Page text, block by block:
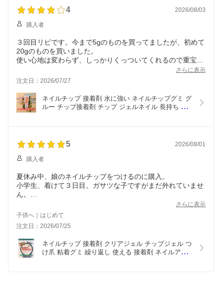
TikTokストアとかでも売られてるから、若いお客さんが多い
のかな？私は老眼入りかけなので説明書読めるのちょっと怪
しかったです。
年上のお姉様にも薦めたいので、説明書新しく印刷すること
があれば字を大きくしてくれるとありがたいです。
ップジェル 20g
4 2026/08/03
購入者
３回目リピです。今まで5gのものを買ってましたが、初めて
20gのものを買いました。
使い心地は変わらず、しっかりくっついてくれるので重宝し
てます。外れてしまったとしてもすぐつけ直せるのがいいで
す
さらに表示
注文日：2026/07/27
ネイルチップ 接着剤 水に強い ネイルチップグミ グ
ルー チップ接着剤 チップ ジェルネイル 長持ち ネ
ップジェル 20g
5 2026/08/01
購入者
夏休み中、娘のネイルチップをつけるのに購入。
小学生、着けて３日目。ガサツな子ですがまだ外れていませ
ん。
さらに表示
子供へ｜はじめて
注文日：2026/07/25
ネイルチップ 接着剤 クリアジェル チップジェル つ
け爪 粘着グミ 繰り返し 使える 接着剤 ネイルアー